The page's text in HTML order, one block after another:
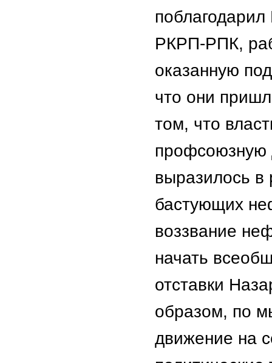
РКРП-РПК,
оказанную
что они
том, что
профсоюзную
выразилось в
бастующих
воззвание
начать
отставки
образом, по
движение на